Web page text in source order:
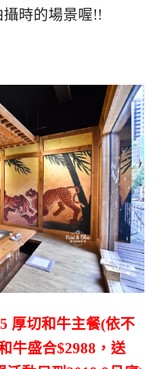
時的場景喔!!
厚切和牛主餐(依不
牛盛合$2988，送